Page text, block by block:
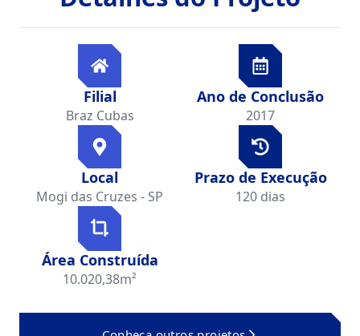
Filial
Braz Cubas
Ano de Conclusão
2017
Local
Mogi das Cruzes - SP
Prazo de Execução
120 dias
Área Construída
10.020,38m²